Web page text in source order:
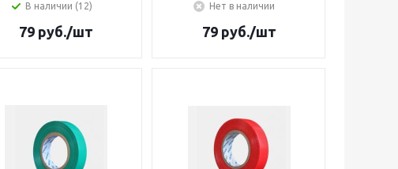
В наличии (12)
79руб./шт
Нет в наличии
79руб./шт